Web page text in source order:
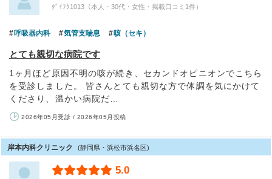
ﾀﾞｲﾌｸ1013（本人・30代・女性・掲載口コミ1件）
呼吸器内科 気管支喘息 咳（セキ）
とても親切な病院です
1ヶ月ほど原因不明の咳が続き、セカンドオピニオンでこちら
を受診しました。 皆さんとても親切な方で体調を気にかけて
くださり、温かい病院だ…
2026年05月受診 / 2026年05月投稿
岸本内科クリニック (静岡県・浜松市浜名区)
5.0